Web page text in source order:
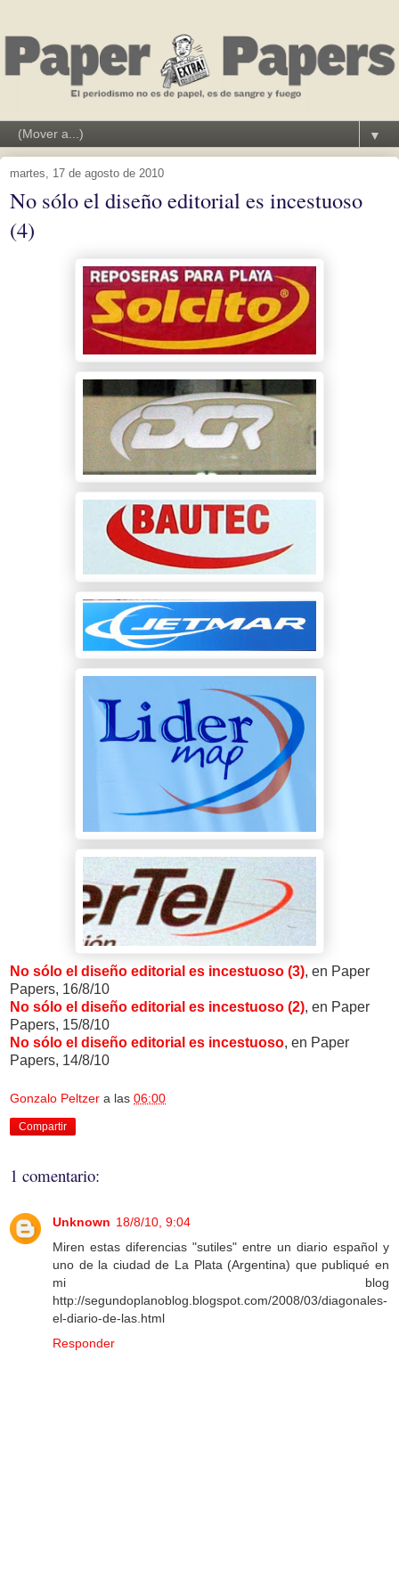
▼
martes, 17 de agosto de 2010
No sólo el diseño editorial es incestuoso
(4)
No sólo el diseño editorial es incestuoso (3), en Paper
Papers, 16/8/10
No sólo el diseño editorial es incestuoso (2), en Paper
Papers, 15/8/10
No sólo el diseño editorial es incestuoso, en Paper
Papers, 14/8/10
Gonzalo Peltzer a las 06:00
Compartir
1 comentario:
Unknown 18/8/10, 9:04
Miren estas diferencias "sutiles" entre un diario español y
uno de la ciudad de La Plata (Argentina) que publiqué en
mi blog
http://segundoplanoblog.blogspot.com/2008/03/diagonales-
el-diario-de-las.html
Responder